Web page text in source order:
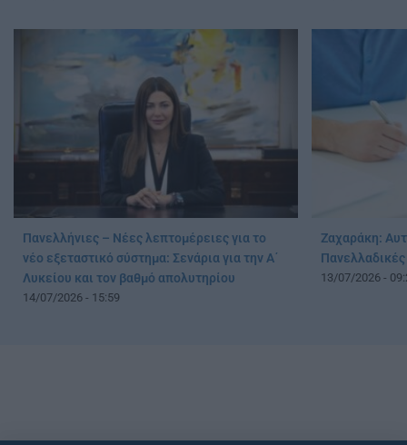
Πανελλήνιες – Νέες λεπτομέρειες για το
νέο εξεταστικό σύστημα: Σενάρια για την Α΄
Λυκείου και τον βαθμό απολυτηρίου
14/07/2026 - 15:59
Ζαχαράκη:
Πανελλαδικές
13/07/2026 -